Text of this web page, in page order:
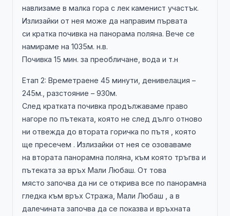
навлизаме в малка гора с лек каменист участък.
Излизайки от нея може да направим първата
си кратка почивка на панорама поляна. Вече се
намираме на 1035м. н.в.
Почивка 15 мин. за преобличане, вода и т.н
Етап 2: Времетраене 45 минути, денивелация –
245м., разстояние – 930м.
След кратката почивка продължаваме право
нагоре по пътеката, която не след дълго отново
ни отвежда до втората горичка по пътя , която
ще пресечем . Излизайки от нея се озоваваме
на втората панорамна поляна, към която тръгва и
пътеката за връх Мали Любаш. От това
място започва да ни се открива все по панорамна
гледка към връх Стража, Мали Любаш , а в
далечината започва да се показва и връхната